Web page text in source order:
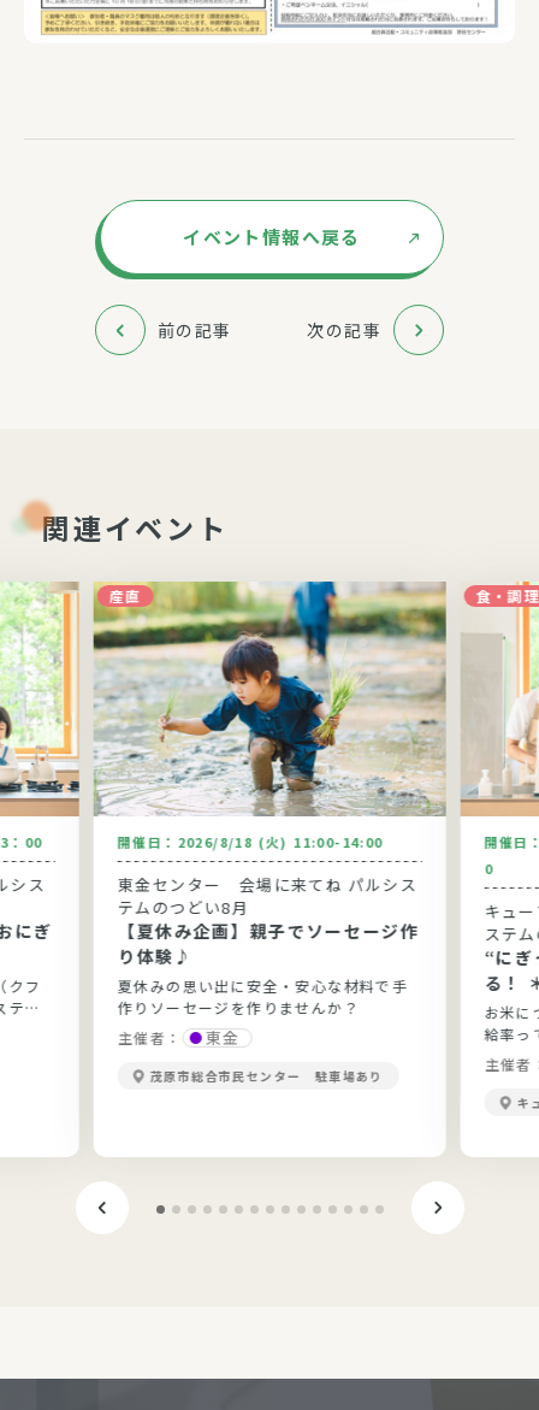
イベント情報へ戻る
前の記事 次の記事
関連イベント
：00
シス
にぎ
クフ
テム
産直
開催日： 2026/8/18 (火) 11:00-14:00
東金センター 会場に来てね パルシス
テムのつどい8月
【夏休み企画】親子でソーセージ作
り体験♪
夏休みの思い出に安全・安心な材料で手
作りソーセージを作りませんか？
主催者：
東金
茂原市総合市民センター 駐車場あり
食・調理
開催日
0
キュ
ステ
“にぎ
る！
お米に
給率っ
当？
きます
主催者
キ